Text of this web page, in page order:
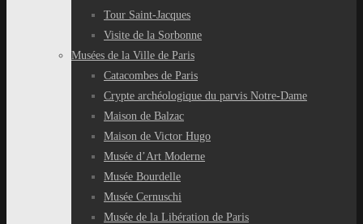
Tour Saint-Jacques
Visite de la Sorbonne
Musées de la Ville de Paris
Catacombes de Paris
Crypte archéologique du parvis Notre-Dame
Maison de Balzac
Maison de Victor Hugo
Musée d’Art Moderne
Musée Bourdelle
Musée Cernuschi
Musée de la Libération de Paris